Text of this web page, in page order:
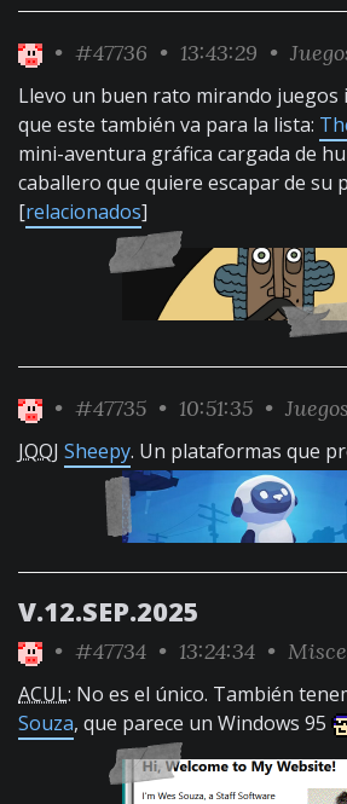
• #47736 • 13:43:29 •
Llevo un buen rato mirando juegos
que este también va para la lista:
mini-aventura gráfica cargada de
caballero que quiere escapar de su
[relacionados]
• #47735 • 10:51:35 • Juegos
JQQJ Sheepy. Un plataformas que
V.12.SEP.2025
• #47734 • 13:24:34 •
ACUL: No es el único. También
Souza, que parece un Windows 95